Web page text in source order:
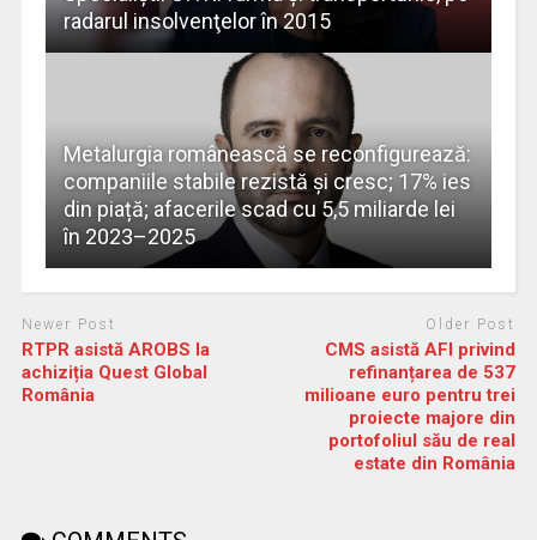
radarul insolvenţelor în 2015
Metalurgia românească se reconfigurează:
companiile stabile rezistă și cresc; 17% ies
din piață; afacerile scad cu 5,5 miliarde lei
în 2023–2025
Newer Post
RTPR asistă AROBS la
achiziția Quest Global
România
Older Post
CMS asistă AFI privind
refinanțarea de 537
milioane euro pentru trei
proiecte majore din
portofoliul său de real
estate din România